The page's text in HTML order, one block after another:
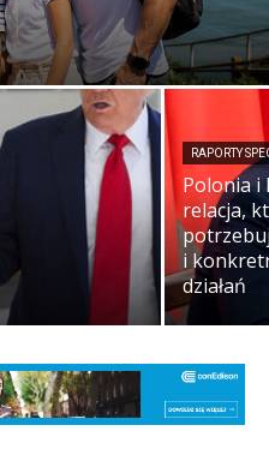
RAPORTY
Polonia i
relacja,
i
działań